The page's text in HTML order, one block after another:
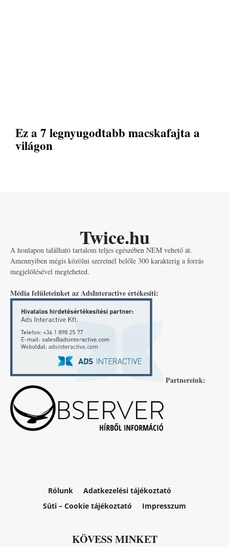
Ez a 7 legnyugodtabb macskafajta a
világon
Twice.hu
A honlapon található tartalom teljes egészében NEM vehető át.
Amennyiben mégis közölni szeretnél belőle 300 karakterig a forrás
megjelölésével megteheted.
Média felületeinket az AdsInteractive értékesíti:
Partnereink:
Rólunk
Adatkezelési tájékoztató
Süti – Cookie tájékoztató
Impresszum
KÖVESS MINKET